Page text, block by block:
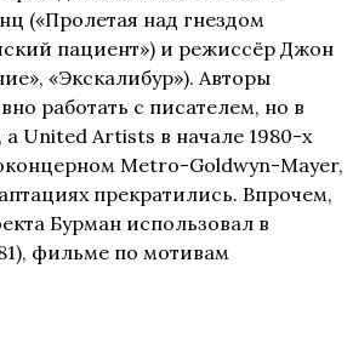
(«Пролетая над гнездом
пациент») и режиссёр Джон
«Экскалибур»). Авторы
работать с писателем, но в
а United Artists в начале 1980-х
Metro-Goldwyn-Mayer,
прекратились. Впрочем,
Бурман использовал в
фильме по мотивам